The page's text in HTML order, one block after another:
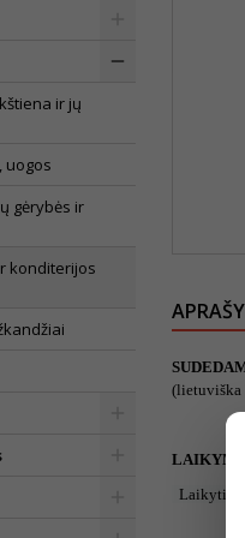
ir jų
uogos
gėrybės ir
konditerijos
(lietuviška
Laikyti